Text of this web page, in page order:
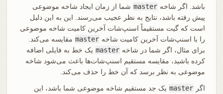
باشد. اگر شاخه master شما از زمان ایجاد شاخه موضوعی
پیش رفته باشد، نتایج به نظر عجیب می‌رسند. این به این دلیل
است که گیت مستقیماً اسنپ‌شات آخرین کامیت شاخه موضوعی
را با اسنپ‌شات آخرین کامیت شاخه master مقایسه می‌کند.
برای مثال، اگر شما در شاخه master یک خط به فایلی اضافه
کرده باشید، مقایسه مستقیم اسنپ‌شات‌ها باعث می‌شود شاخه
موضوعی به نظر برسد که آن خط را حذف می‌کند.
اگر master یک جد مستقیم شاخه موضوعی شما باشد، این